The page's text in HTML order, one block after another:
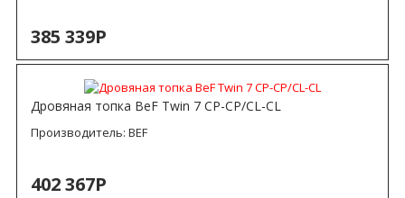
385 339Р
Дровяная топка BeF Twin 7 CP-CP/CL-CL
Производитель: BEF
402 367Р